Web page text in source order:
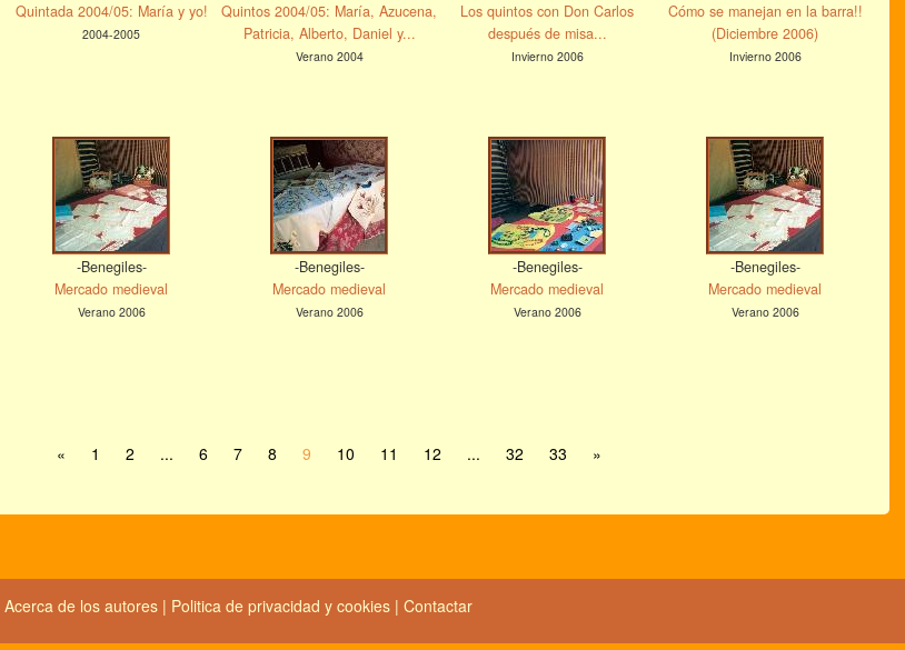
Quintada 2004/05: María y yo!
2004-2005
Quintos 2004/05: María, Azucena,
Patricia, Alberto, Daniel y...
Verano 2004
Los quintos con Don Carlos
después de misa...
Invierno 2006
Cómo se manejan en la barra!!
(Diciembre 2006)
Invierno 2006
-Benegiles-
Mercado medieval
Verano 2006
-Benegiles-
Mercado medieval
Verano 2006
-Benegiles-
Mercado medieval
Verano 2006
-Benegiles-
Mercado medieval
Verano 2006
« 1 2 ... 6 7 8 9 10 11 12 ... 32 33 »
Acerca de los autores| Politica de privacidad y cookies | Contactar